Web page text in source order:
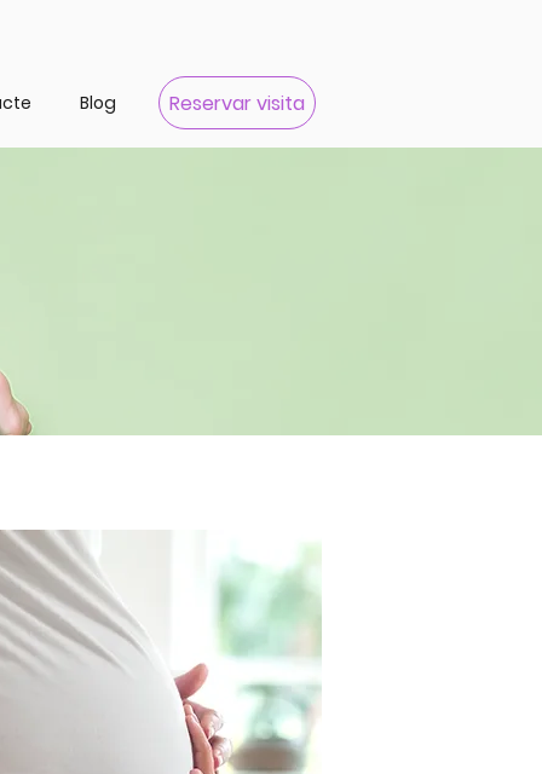
Blog Reservar visita